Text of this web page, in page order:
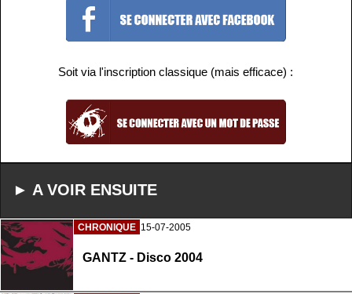
Soit via l'inscription classique (mais efficace) :
► A VOIR ENSUITE
CHRONIQUE 15-07-2005
GANTZ - Disco 2004